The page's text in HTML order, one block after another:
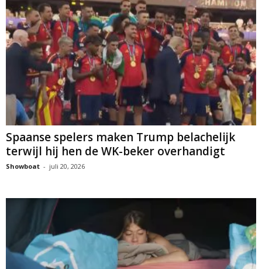
Spaanse spelers maken Trump belachelijk
terwijl hij hen de WK-beker overhandigt
Showboat - juli 20, 2026